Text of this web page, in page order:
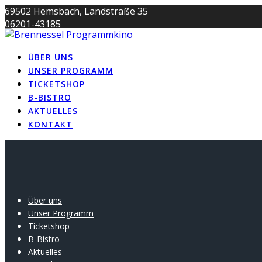
Skip
to
content
69502 Hemsbach, Landstraße 35
06201-43185
info@brennessel-kino.de
ÜBER UNS
UNSER PROGRAMM
TICKETSHOP
B-BISTRO
AKTUELLES
KONTAKT
Über uns
Unser Programm
Ticketshop
B-Bistro
Aktuelles